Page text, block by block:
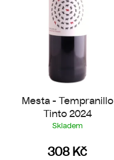
Mesta - Tempranillo
Tinto 2024
Skladem
308 Kč